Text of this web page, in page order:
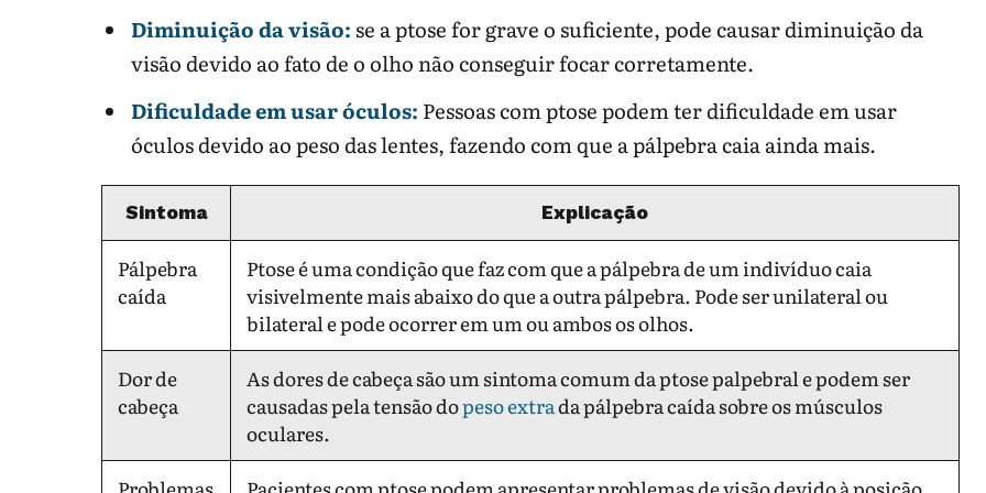
Diminuição da visão: se a ptose for grave o suficiente, pode causar diminuição da
visão devido ao fato de o olho não conseguir focar corretamente.
Dificuldade em usar óculos: Pessoas com ptose podem ter dificuldade em usar
óculos devido ao peso das lentes, fazendo com que a pálpebra caia ainda mais.
Sintoma Explicação
Pálpebra
caída
Ptose é uma condição que faz com que a pálpebra de um indivíduo caia
visivelmente mais abaixo do que a outra pálpebra. Pode ser unilateral ou
bilateral e pode ocorrer em um ou ambos os olhos.
Dor de
cabeça
As dores de cabeça são um sintoma comum da ptose palpebral e podem ser
causadas pela tensão dopeso extrada pálpebra caída sobre os músculos
oculares.